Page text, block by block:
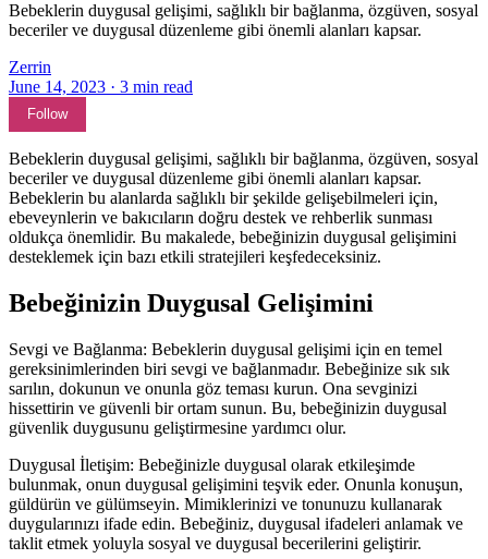
Bebeklerin duygusal gelişimi, sağlıklı bir bağlanma, özgüven, sosyal
beceriler ve duygusal düzenleme gibi önemli alanları kapsar.
Zerrin
June 14, 2023 · 3 min read
Follow
Bebeklerin duygusal gelişimi, sağlıklı bir bağlanma, özgüven, sosyal
beceriler ve duygusal düzenleme gibi önemli alanları kapsar.
Bebeklerin bu alanlarda sağlıklı bir şekilde gelişebilmeleri için,
ebeveynlerin ve bakıcıların doğru destek ve rehberlik sunması
oldukça önemlidir. Bu makalede, bebeğinizin duygusal gelişimini
desteklemek için bazı etkili stratejileri keşfedeceksiniz.
Bebeğinizin Duygusal Gelişimini
Sevgi ve Bağlanma: Bebeklerin duygusal gelişimi için en temel
gereksinimlerinden biri sevgi ve bağlanmadır. Bebeğinize sık sık
sarılın, dokunun ve onunla göz teması kurun. Ona sevginizi
hissettirin ve güvenli bir ortam sunun. Bu, bebeğinizin duygusal
güvenlik duygusunu geliştirmesine yardımcı olur.
Duygusal İletişim: Bebeğinizle duygusal olarak etkileşimde
bulunmak, onun duygusal gelişimini teşvik eder. Onunla konuşun,
güldürün ve gülümseyin. Mimiklerinizi ve tonunuzu kullanarak
duygularınızı ifade edin. Bebeğiniz, duygusal ifadeleri anlamak ve
taklit etmek yoluyla sosyal ve duygusal becerilerini geliştirir.